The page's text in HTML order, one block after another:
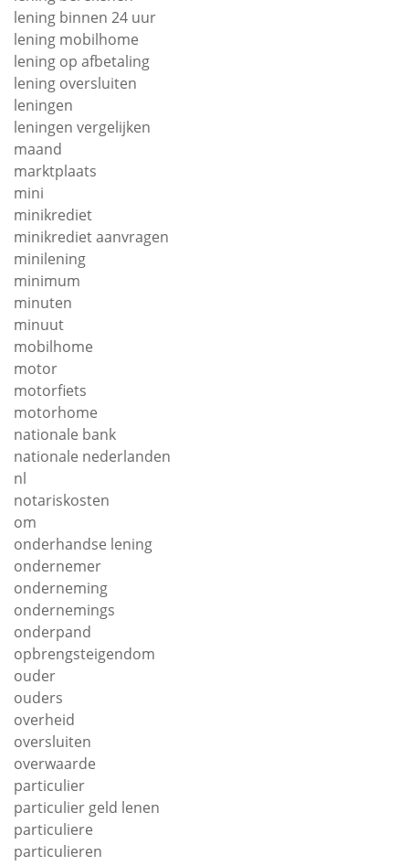
lening binnen 24 uur
lening mobilhome
lening op afbetaling
lening oversluiten
leningen
leningen vergelijken
maand
marktplaats
mini
minikrediet
minikrediet aanvragen
minilening
minimum
minuten
minuut
mobilhome
motor
motorfiets
motorhome
nationale bank
nationale nederlanden
nl
notariskosten
om
onderhandse lening
ondernemer
onderneming
ondernemings
onderpand
opbrengsteigendom
ouder
ouders
overheid
oversluiten
overwaarde
particulier
particulier geld lenen
particuliere
particulieren